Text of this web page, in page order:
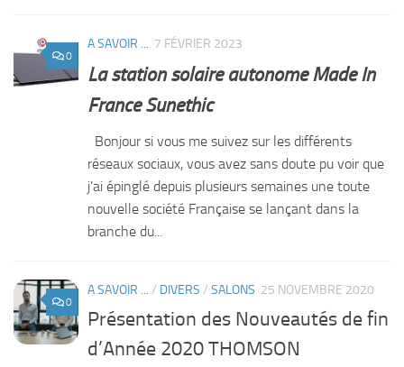
0
A SAVOIR ... 7 FÉVRIER 2023
La station solaire autonome Made In
France Sunethic
Bonjour si vous me suivez sur les différents
réseaux sociaux, vous avez sans doute pu voir que
j’ai épinglé depuis plusieurs semaines une toute
nouvelle société Française se lançant dans la
branche du...
0
A SAVOIR ... / DIVERS / SALONS 25 NOVEMBRE 2020
Présentation des Nouveautés de fin
d’Année 2020 THOMSON